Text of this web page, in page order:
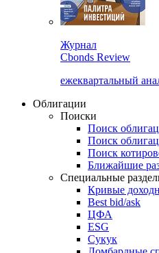
Журнал
Cbonds Review
ежеквартальный
Облигации
Поиски
Поиск
Поиск
Поиск
Ближайшие
Специальные
Кривые
Best bid/ask
ЦФА
ESG
Сукук